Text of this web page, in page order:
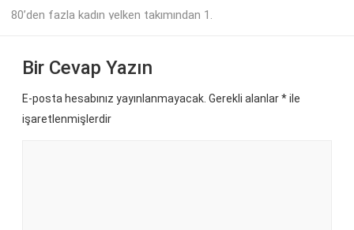
80’den fazla kadın yelken takımından 1.
Bir Cevap Yazın
E-posta hesabınız yayınlanmayacak. Gerekli alanlar*ile
işaretlenmişlerdir